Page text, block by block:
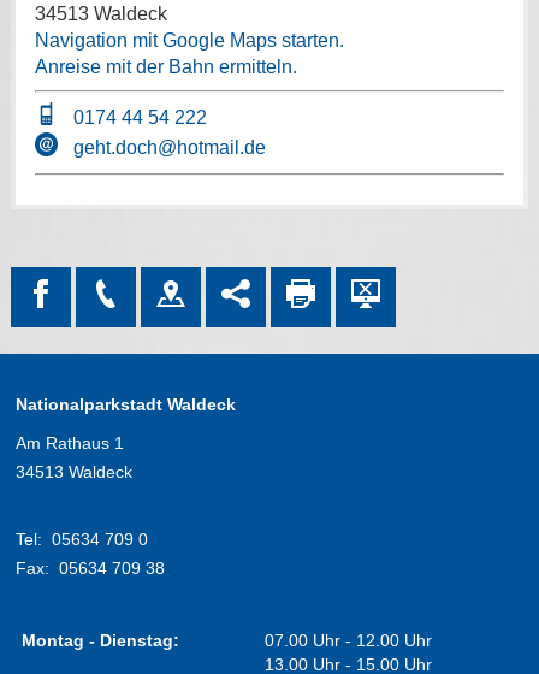
34513 Waldeck
Navigation mit Google Maps starten.
Anreise mit der Bahn ermitteln.
0174 44 54 222
geht.doch@hotmail.de
Nationalparkstadt Waldeck
Am Rathaus 1
34513 Waldeck
Tel: 05634 709 0
Fax: 05634 709 38
Montag - Dienstag:
07.00 Uhr - 12.00 Uhr
13.00 Uhr - 15.00 Uhr